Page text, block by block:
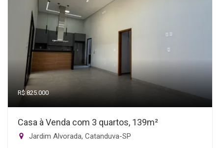
R$ 825.000
Casa à Venda com 3 quartos, 139m²
Jardim Alvorada, Catanduva-SP